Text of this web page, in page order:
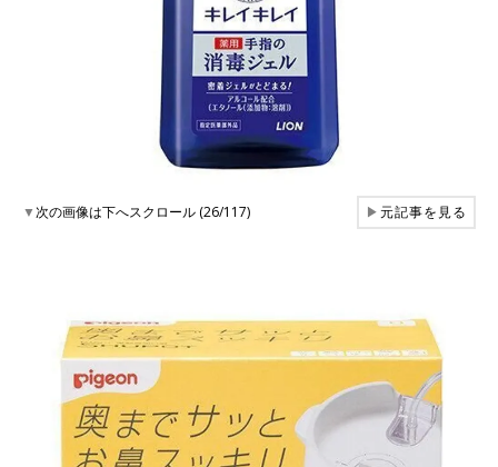
▼次の画像は下へスクロール (26/117) ▶元記事を見る